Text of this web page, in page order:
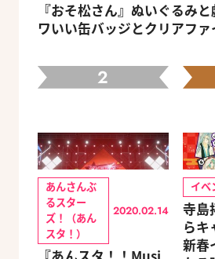
『おそ松さん』ぬいぐるみ
ワいい缶バッジとクリアフ
2
あんさんぶ
るスター
ズ！（あん
スタ！）
2020.02.14
イベ
寺島
らキ
新春